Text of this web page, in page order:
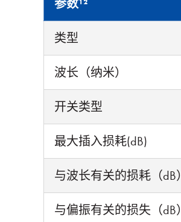
参数¹²
类型
波长（纳米）
开关类型
最大插入损耗(dB)
与波长有关的损耗（dB）
与偏振有关的损失（dB）